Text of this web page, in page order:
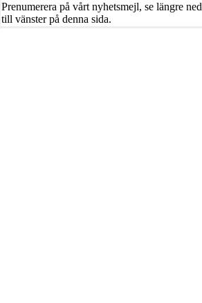
Prenumerera på vårt nyhetsmejl, se längre ned
till vänster på denna sida.